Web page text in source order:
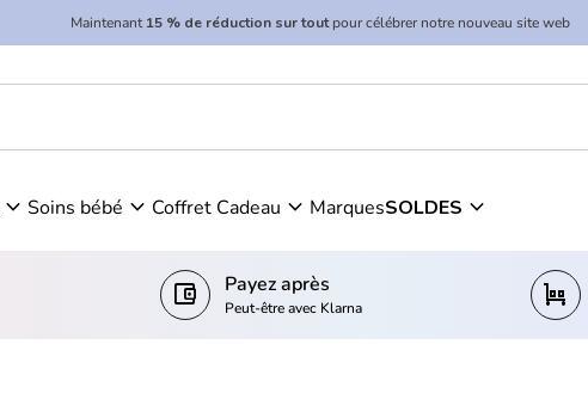
Maintenant15 % de réduction sur toutpour célébrer notre nouveau site web
expand_more Soins bébé expand_more Coffret Cadeau expand_more MarquesSOLDES expand_more
account_balance_wallet Payez après
Peut-être avec Klarna trolley